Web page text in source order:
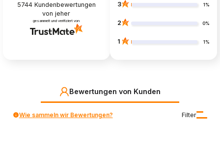
5744Kundenbewertungen
von jeher
gesammelt und verifiziert von
3 1%
2 0%
1 1%
Bewertungen von Kunden
Filter
Wie sammeln wir Bewertungen?